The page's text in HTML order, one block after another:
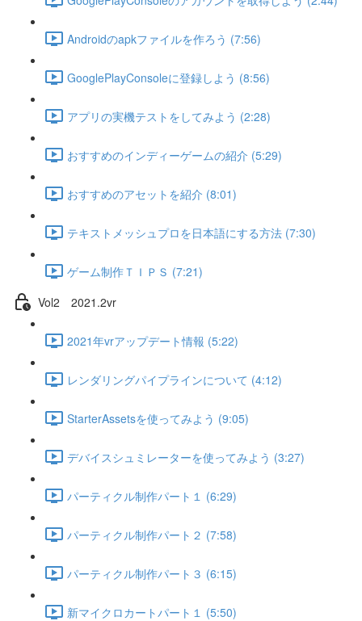
Androidのapkファイルを作ろう (7:56)
GooglePlayConsoleに登録しよう (8:56)
アプリの実機テストをしてみよう (2:28)
おすすめのインディーゲームの紹介 (5:29)
おすすめのアセットを紹介 (8:01)
テキストメッシュプロを日本語にする方法 (7:30)
ゲーム制作ＴＩＰＳ (7:21)
Vol2 2021.2vr
2021年vrアップデート情報 (5:22)
レンダリングパイプラインについて (4:12)
StarterAssetsを使ってみよう (9:05)
デバイスシュミレーターを使ってみよう (3:27)
パーティクル制作パート１ (6:29)
パーティクル制作パート２ (7:58)
パーティクル制作パート３ (6:15)
新マイクロカートパート１ (5:50)